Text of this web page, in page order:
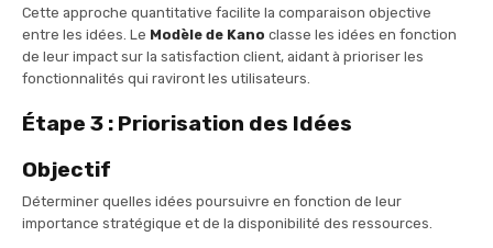
Cette approche quantitative facilite la comparaison objective
entre les idées. Le Modèle de Kano classe les idées en fonction
de leur impact sur la satisfaction client, aidant à prioriser les
fonctionnalités qui raviront les utilisateurs.
Étape 3 : Priorisation des Idées
Objectif
Déterminer quelles idées poursuivre en fonction de leur
importance stratégique et de la disponibilité des ressources.